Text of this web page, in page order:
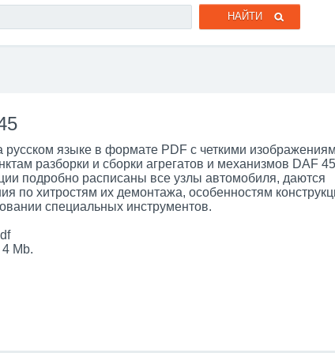
русском языке в формате PDF с четкими
разборки и сборки агрегатов и механизмов DAF
подробно расписаны все узлы автомобиля, даются
по хитростям их демонтажа, особенностям
специальных инструментов.
Mb.